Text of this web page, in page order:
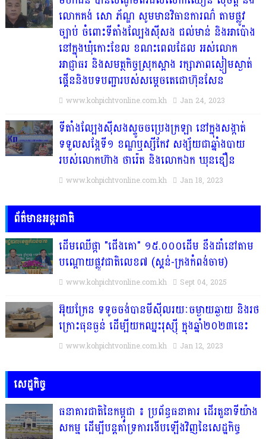
លោកគង់ សោ ភ័ណ្ឌ សូមមានវិធានការណ៌ តាមផ្លូវ
ច្បាប់ ចំពោះទីតាំងល្បែងស៊ីសង ជល់មាន់ និងអាប៉ោង
នៅក្នុងឃុំកោះខែល ខណះពេលដែល អស់លោក
អាជ្ញាធរ និងសមត្ថកិច្ចស្រុកស្អាង រក្សាភាពស្ងៀមស្ងាត់
ផ្គើននិងបទបញ្ជារបស់សម្តេចតេជោហ៊ុនសែន
www.kohpichtvonline.com.kh Jan 24, 2023
ទីតាំងល្បែងស៊ីសងស្ទូចចប្រេងក្រឡា នៅក្នុងសង្កាត់
ទទួលសង្កែទី១ ខណ្ឌឬស្សីកែវ សង្ស័យជាឆ្នាំងបាយ
របស់លោកហ៊ាង ថារ៉េត និងលោកឯក ឃុនឌឿន
www.kohpichtvonline.com.kh Jan 18, 2023
ព័ត៌មានអន្តរជាតិ
ដើមឈើផ្កា "ជើងគោ" ១៥.០០០ដើម នឹងដាំនៅតាម
បណ្តោយផ្លូវជាតិលេខ៧ (ស្គន់-ក្រងកំពង់ចាម)
www.kohpichtvonline.com.kh Sept 04, 2025
អ៊ុយក្រែន ទទូចចង់បានមីស៊ីលរយៈចម្ងាយឆ្ងាយ និងរថ
ក្រោះធុនធ្ងន់ ដើម្បីយកឈ្នះរុស្ស៉ី ក្នុងឆ្នាំ២០២៣នេះ
www.kohpichtvonline.com.kh Jan 12, 2023
សេដ្ឋកិច្ច
ធនាគារជាតិនៃកម្ពុជា ៖ ប្រព័ន្ធធនាគារ ដើរតួនាទីយ៉ាង
សកម្ម ដើម្បីបន្តគាំទ្រការងើបឡើងវិញនៃសេដ្ឋកិច្ច